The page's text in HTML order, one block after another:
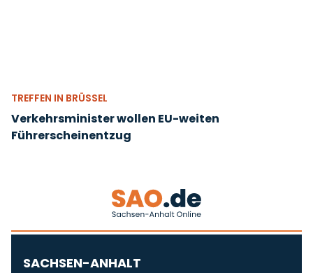
TREFFEN IN BRÜSSEL
Verkehrsminister wollen EU-weiten
Führerscheinentzug
SACHSEN-ANHALT